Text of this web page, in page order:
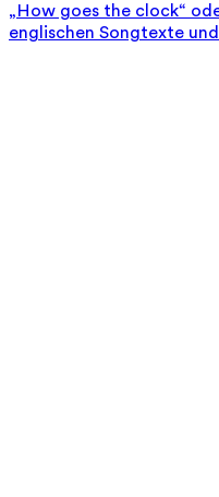
„How goes the clock“
englischen Songtexte